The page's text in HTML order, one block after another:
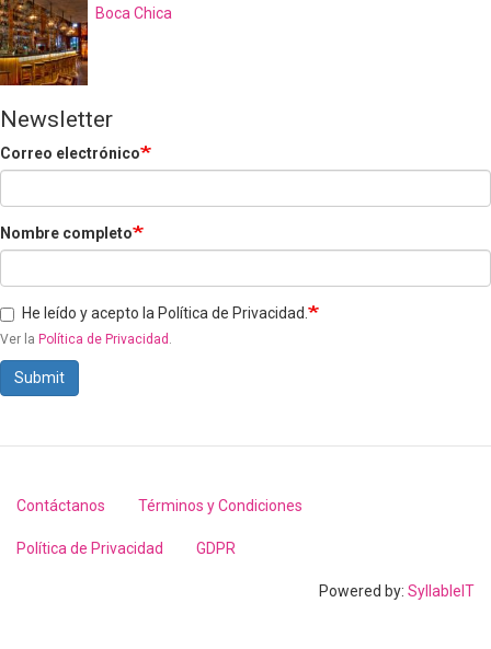
Boca Chica
Newsletter
Correo electrónico
Nombre completo
He leído y acepto la Política de Privacidad.
Ver la Política de Privacidad .
Submit
Footer
menu
Contáctanos Términos y Condiciones
Política de Privacidad GDPR
Powered by: SyllableIT